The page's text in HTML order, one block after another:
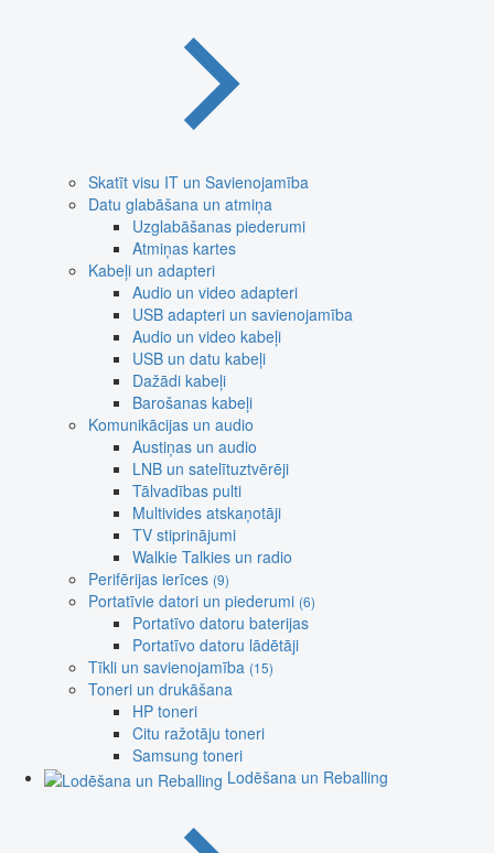
Skatīt visu IT un Savienojamība
Datu glabāšana un atmiņa
Uzglabāšanas piederumi
Atmiņas kartes
Kabeļi un adapteri
Audio un video adapteri
USB adapteri un savienojamība
Audio un video kabeļi
USB un datu kabeļi
Dažādi kabeļi
Barošanas kabeļi
Komunikācijas un audio
Austiņas un audio
LNB un satelītuztvērēji
Tālvadības pulti
Multivides atskaņotāji
TV stiprinājumi
Walkie Talkies un radio
Perifērijas ierīces (9)
Portatīvie datori un piederumi (6)
Portatīvo datoru baterijas
Portatīvo datoru lādētāji
Tīkli un savienojamība (15)
Toneri un drukāšana
HP toneri
Citu ražotāju toneri
Samsung toneri
Lodēšana un Reballing